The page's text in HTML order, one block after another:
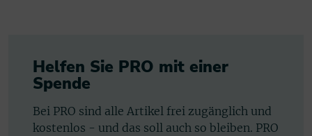
Helfen Sie PRO mit einer
Spende
Bei PRO sind alle Artikel frei zugänglich und
kostenlos - und das soll auch so bleiben. PRO